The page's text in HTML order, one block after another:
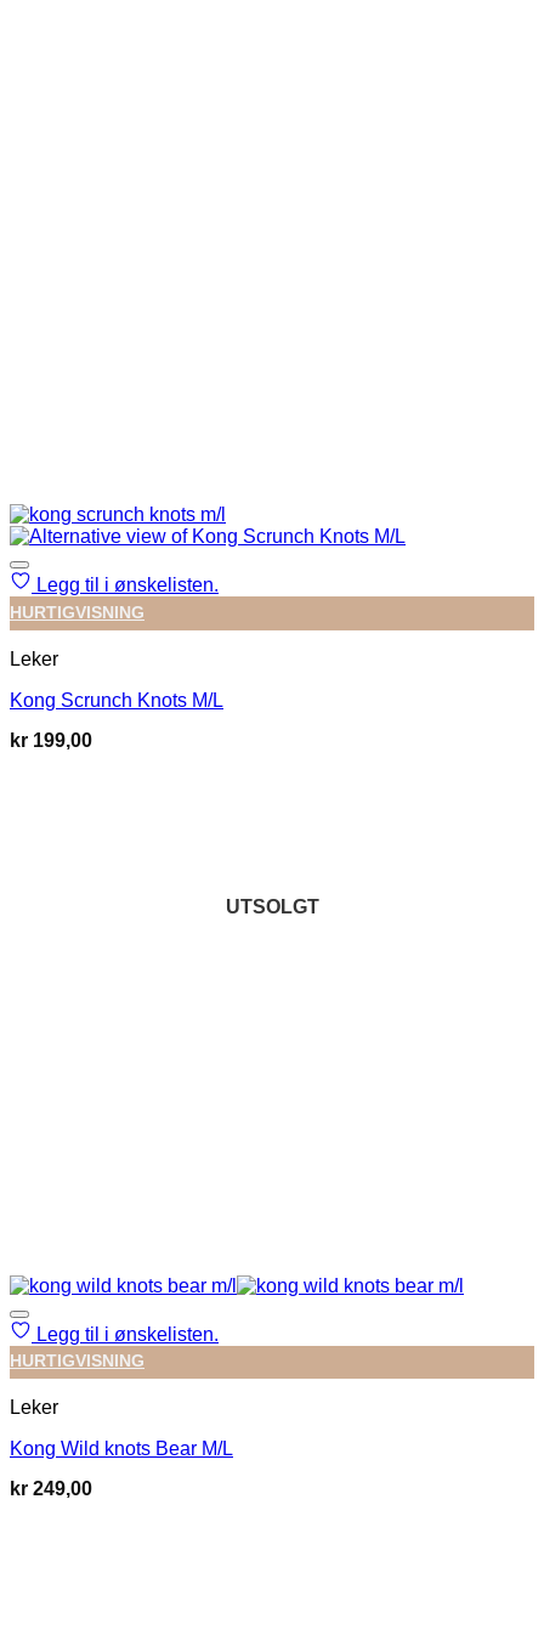
UTSOLGT
Legg til i ønskelisten.
HURTIGVISNING
UTSOLGT
Leker
Kong Scrunch Knots M/L
kr 199,00
Legg til i ønskelisten.
HURTIGVISNING
Leker
Kong Wild knots Bear M/L
kr 249,00